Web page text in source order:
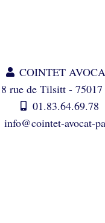
COINTET
rue de Tilsitt - 75017
01.83.64.69.78
info@cointet-avocat-